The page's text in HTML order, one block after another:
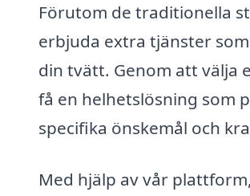
Förutom de traditionella
erbjuda extra tjänster
din tvätt. Genom att välja
få en helhetslösning som
specifika önskemål och
Med hjälp av vår plattform,